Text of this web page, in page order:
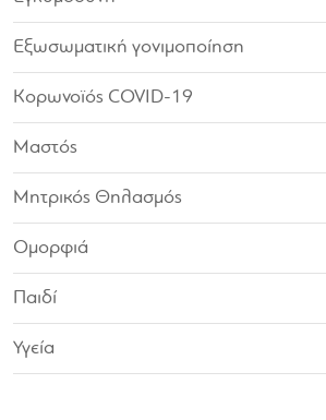
Εξωσωματική γονιμοποίηση
Κορωνοϊός COVID-19
Μαστός
Μητρικός Θηλασμός
Ομορφιά
Παιδί
Υγεία